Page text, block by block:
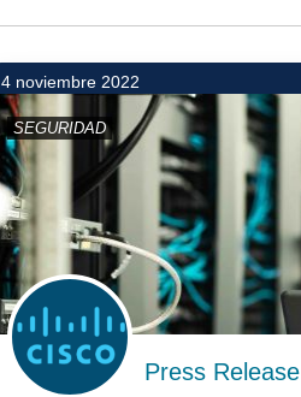
4 noviembre 2022
SEGURIDAD
Press Release